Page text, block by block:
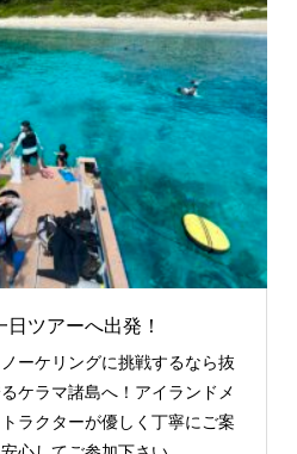
ツアーへ出発！
ーケリングに挑戦するなら抜
ケラマ諸島へ！アイランドメ
ラクターが優しく丁寧にご案